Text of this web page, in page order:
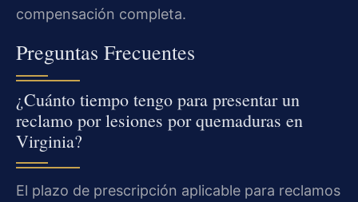
compensación completa.
Preguntas Frecuentes
¿Cuánto tiempo tengo para presentar un
reclamo por lesiones por quemaduras en
Virginia?
El plazo de prescripción aplicable para reclamos